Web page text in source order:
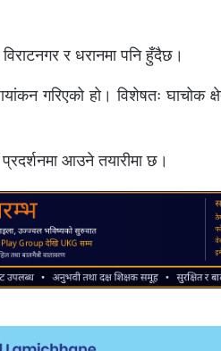
र धरानमा पनि हुँदैछ।
गरिएको हो। विशेषतः घाचोक
आउने तयारीमा छ।